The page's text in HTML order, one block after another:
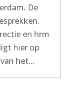
De
en hrm
hier op
het...